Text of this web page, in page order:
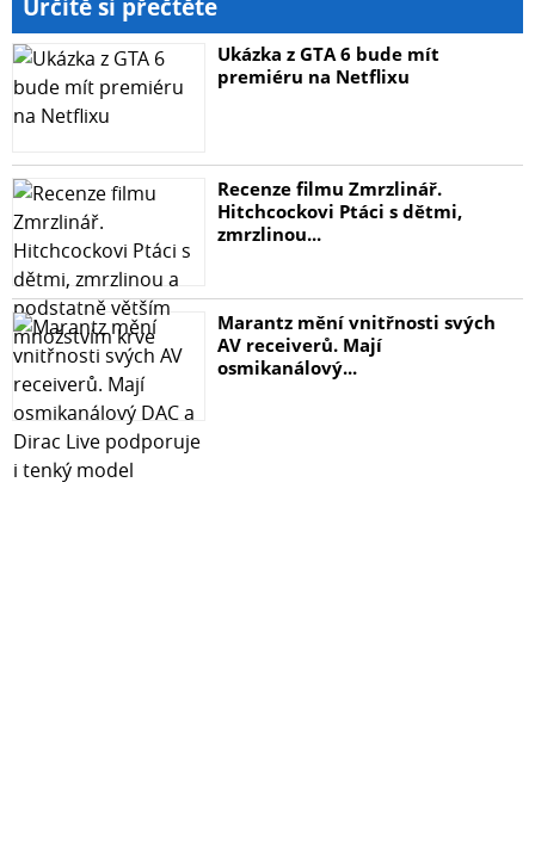
Určitě si přečtěte
Ukázka z GTA 6 bude mít
premiéru na Netflixu
Recenze filmu Zmrzlinář.
Hitchcockovi Ptáci s dětmi,
zmrzlinou...
Marantz mění vnitřnosti svých
AV receiverů. Mají
osmikanálový...